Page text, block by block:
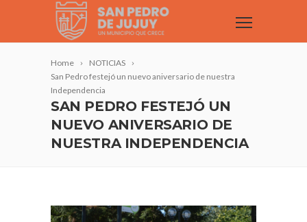
Home
NOTICIAS
San Pedro festejó un nuevo aniversario de nuestra
Independencia
SAN PEDRO FESTEJÓ UN
NUEVO ANIVERSARIO DE
NUESTRA INDEPENDENCIA